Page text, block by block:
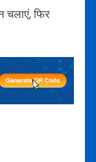
चलाएं, फिर